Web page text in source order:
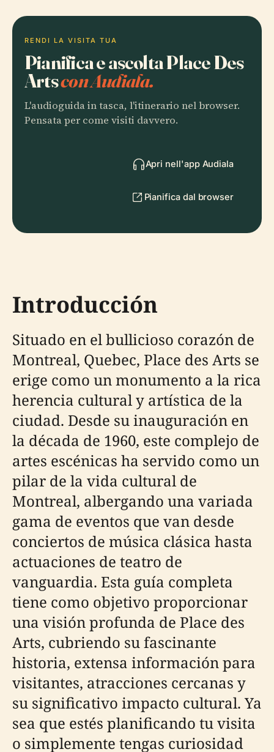
RENDI LA VISITA TUA
Pianifica e ascolta Place Des
Artscon Audiala.
L'audioguida in tasca, l'itinerario nel browser.
Pensata per come visiti davvero.
Apri nell'app Audiala
Pianifica dal browser
Introducción
Situado en el bullicioso corazón de
Montreal, Quebec, Place des Arts se
erige como un monumento a la rica
herencia cultural y artística de la
ciudad. Desde su inauguración en
la década de 1960, este complejo de
artes escénicas ha servido como un
pilar de la vida cultural de
Montreal, albergando una variada
gama de eventos que van desde
conciertos de música clásica hasta
actuaciones de teatro de
vanguardia. Esta guía completa
tiene como objetivo proporcionar
una visión profunda de Place des
Arts, cubriendo su fascinante
historia, extensa información para
visitantes, atracciones cercanas y
su significativo impacto cultural. Ya
sea que estés planificando tu visita
o simplemente tengas curiosidad